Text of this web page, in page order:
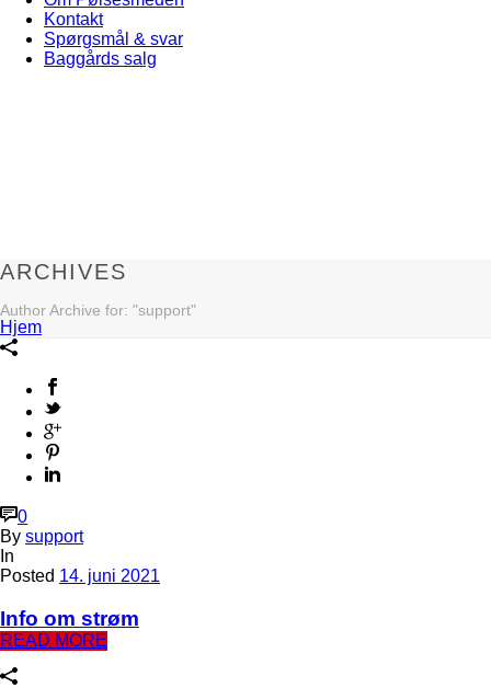
Kontakt
Spørgsmål & svar
Baggårds salg
ARCHIVES
Author Archive for: "support"
Hjem
0
By support
In
Posted 14. juni 2021
Info om strøm
READ MORE